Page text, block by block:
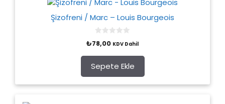
Şizofreni / Marc – Louis Bourgeois
o
t
o
f
5
₺78,00 KDV Dahil
Sepete Ekle